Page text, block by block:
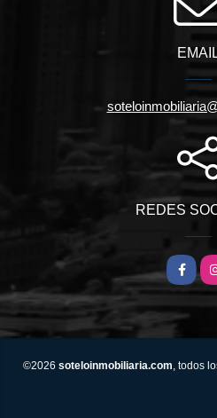
REDES
©2026 soteloinmobiliaria.com, todos